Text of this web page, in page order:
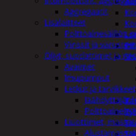
Aggregaatit
Lisälaitteet
Polttoainesäiliöt,
Vinssit ja varusteet
Öljyt, suodattimet ja
Avaimet
Imupumput
Letkut ja tarvikkeet
Liuottimet,